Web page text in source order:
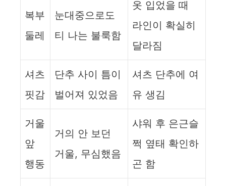
복부
둘레
눈대중으로도
티 나는 불룩함
옷 입었을 때
라인이 확실히
달라짐
셔츠
핏감
단추 사이 틈이
벌어져 있었음
셔츠 단추에 여
유 생김
거울
앞
행동
거의 안 보던
거울, 무심했음
샤워 후 은근슬
쩍 옆태 확인하
곤 함